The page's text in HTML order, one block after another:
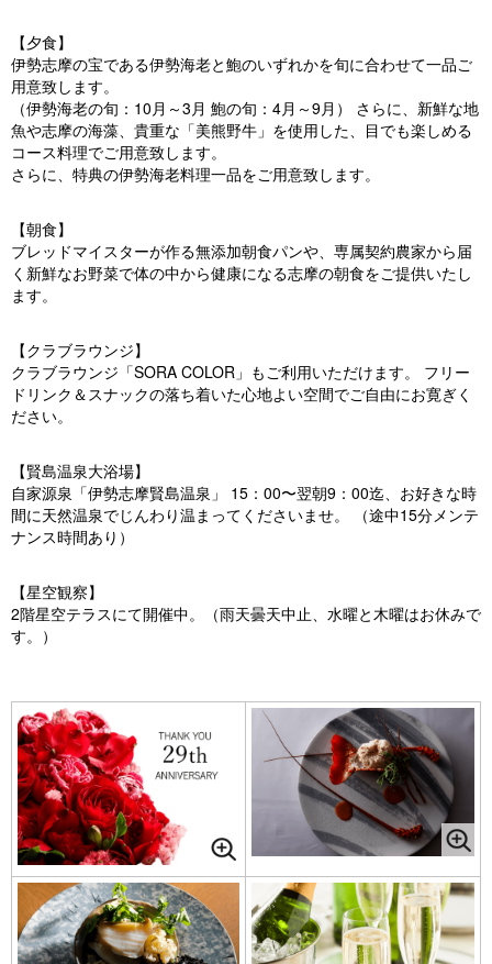
【夕食】
伊勢志摩の宝である伊勢海老と鮑のいずれかを旬に合わせて一品ご
用意致します。
（伊勢海老の旬：10月～3月 鮑の旬：4月～9月） さらに、新鮮な地
魚や志摩の海藻、貴重な「美熊野牛」を使用した、目でも楽しめる
コース料理でご用意致します。
さらに、特典の伊勢海老料理一品をご用意致します。
【朝食】
ブレッドマイスターが作る無添加朝食パンや、専属契約農家から届
く新鮮なお野菜で体の中から健康になる志摩の朝食をご提供いたし
ます。
【クラブラウンジ】
クラブラウンジ「SORA COLOR」もご利用いただけます。 フリー
ドリンク＆スナックの落ち着いた心地よい空間でご自由にお寛ぎく
ださい。
【賢島温泉大浴場】
自家源泉「伊勢志摩賢島温泉」 15：00〜翌朝9：00迄、お好きな時
間に天然温泉でじんわり温まってくださいませ。 （途中15分メンテ
ナンス時間あり）
【星空観察】
2階星空テラスにて開催中。（雨天曇天中止、水曜と木曜はお休みで
す。）